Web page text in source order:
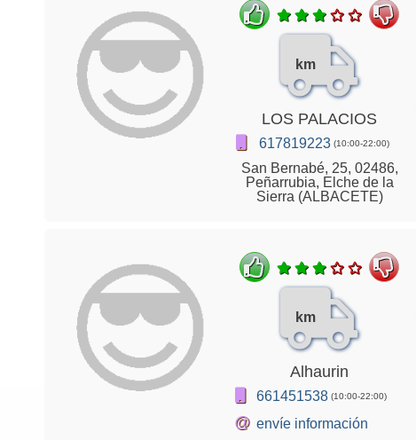
km
LOS PALACIOS
617819223 (10:00-22:00)
San Bernabé, 25, 02486,
Peñarrubia, Elche de la
Sierra (ALBACETE)
km
Alhaurin
661451538 (10:00-22:00)
@ envíe información